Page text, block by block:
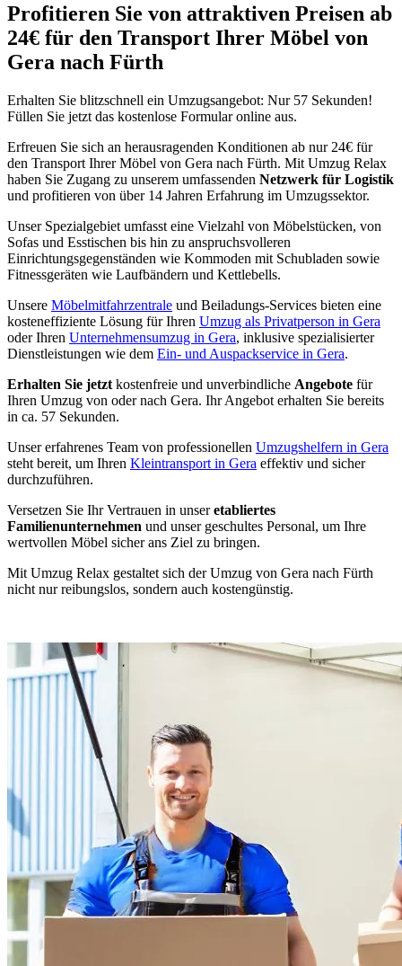
Profitieren Sie von attraktiven Preisen ab
24€ für den Transport Ihrer Möbel von
Gera nach Fürth
Erhalten Sie blitzschnell ein Umzugsangebot: Nur 57 Sekunden!
Füllen Sie jetzt das kostenlose Formular online aus.
Erfreuen Sie sich an herausragenden Konditionen ab nur 24€ für
den Transport Ihrer Möbel von Gera nach Fürth. Mit Umzug Relax
haben Sie Zugang zu unserem umfassenden Netzwerk für Logistik
und profitieren von über 14 Jahren Erfahrung im Umzugssektor.
Unser Spezialgebiet umfasst eine Vielzahl von Möbelstücken, von
Sofas und Esstischen bis hin zu anspruchsvolleren
Einrichtungsgegenständen wie Kommoden mit Schubladen sowie
Fitnessgeräten wie Laufbändern und Kettlebells.
Unsere Möbelmitfahrzentrale und Beiladungs-Services bieten eine
kosteneffiziente Lösung für Ihren Umzug als Privatperson in Gera
oder Ihren Unternehmensumzug in Gera, inklusive spezialisierter
Dienstleistungen wie dem Ein- und Auspackservice in Gera.
Erhalten Sie jetzt kostenfreie und unverbindliche Angebote für
Ihren Umzug von oder nach Gera. Ihr Angebot erhalten Sie bereits
in ca. 57 Sekunden.
Unser erfahrenes Team von professionellen Umzugshelfern in Gera
steht bereit, um Ihren Kleintransport in Gera effektiv und sicher
durchzuführen.
Versetzen Sie Ihr Vertrauen in unseretabliertes
Familienunternehmen und unser geschultes Personal, um Ihre
wertvollen Möbel sicher ans Ziel zu bringen.
Mit Umzug Relax gestaltet sich der Umzug von Gera nach Fürth
nicht nur reibungslos, sondern auch kostengünstig.